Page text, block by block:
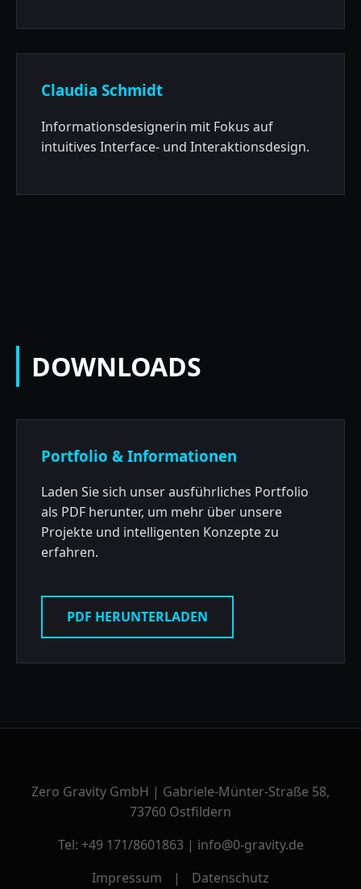
Claudia Schmidt
Informationsdesignerin mit Fokus auf
intuitives Interface- und Interaktionsdesign.
DOWNLOADS
Portfolio & Informationen
Laden Sie sich unser ausführliches Portfolio
als PDF herunter, um mehr über unsere
Projekte und intelligenten Konzepte zu
erfahren.
PDF HERUNTERLADEN
Zero Gravity GmbH | Gabriele-Münter-Straße 58,
73760 Ostfildern
Tel: +49 171/8601863 | info@0-gravity.de
Impressum
| Datenschutz